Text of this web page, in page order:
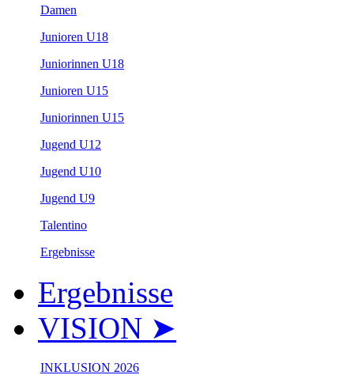
Damen
Junioren U18
Juniorinnen U18
Junioren U15
Juniorinnen U15
Jugend U12
Jugend U10
Jugend U9
Talentino
Ergebnisse
Ergebnisse
VISION ➤
INKLUSION 2026